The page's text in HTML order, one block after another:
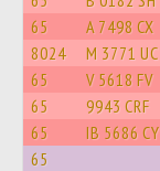
65 A 7498 CX
8024 M 3771 UC
65 V 5618 FV
65 9943 CRF
65 IB 5686 CY
65